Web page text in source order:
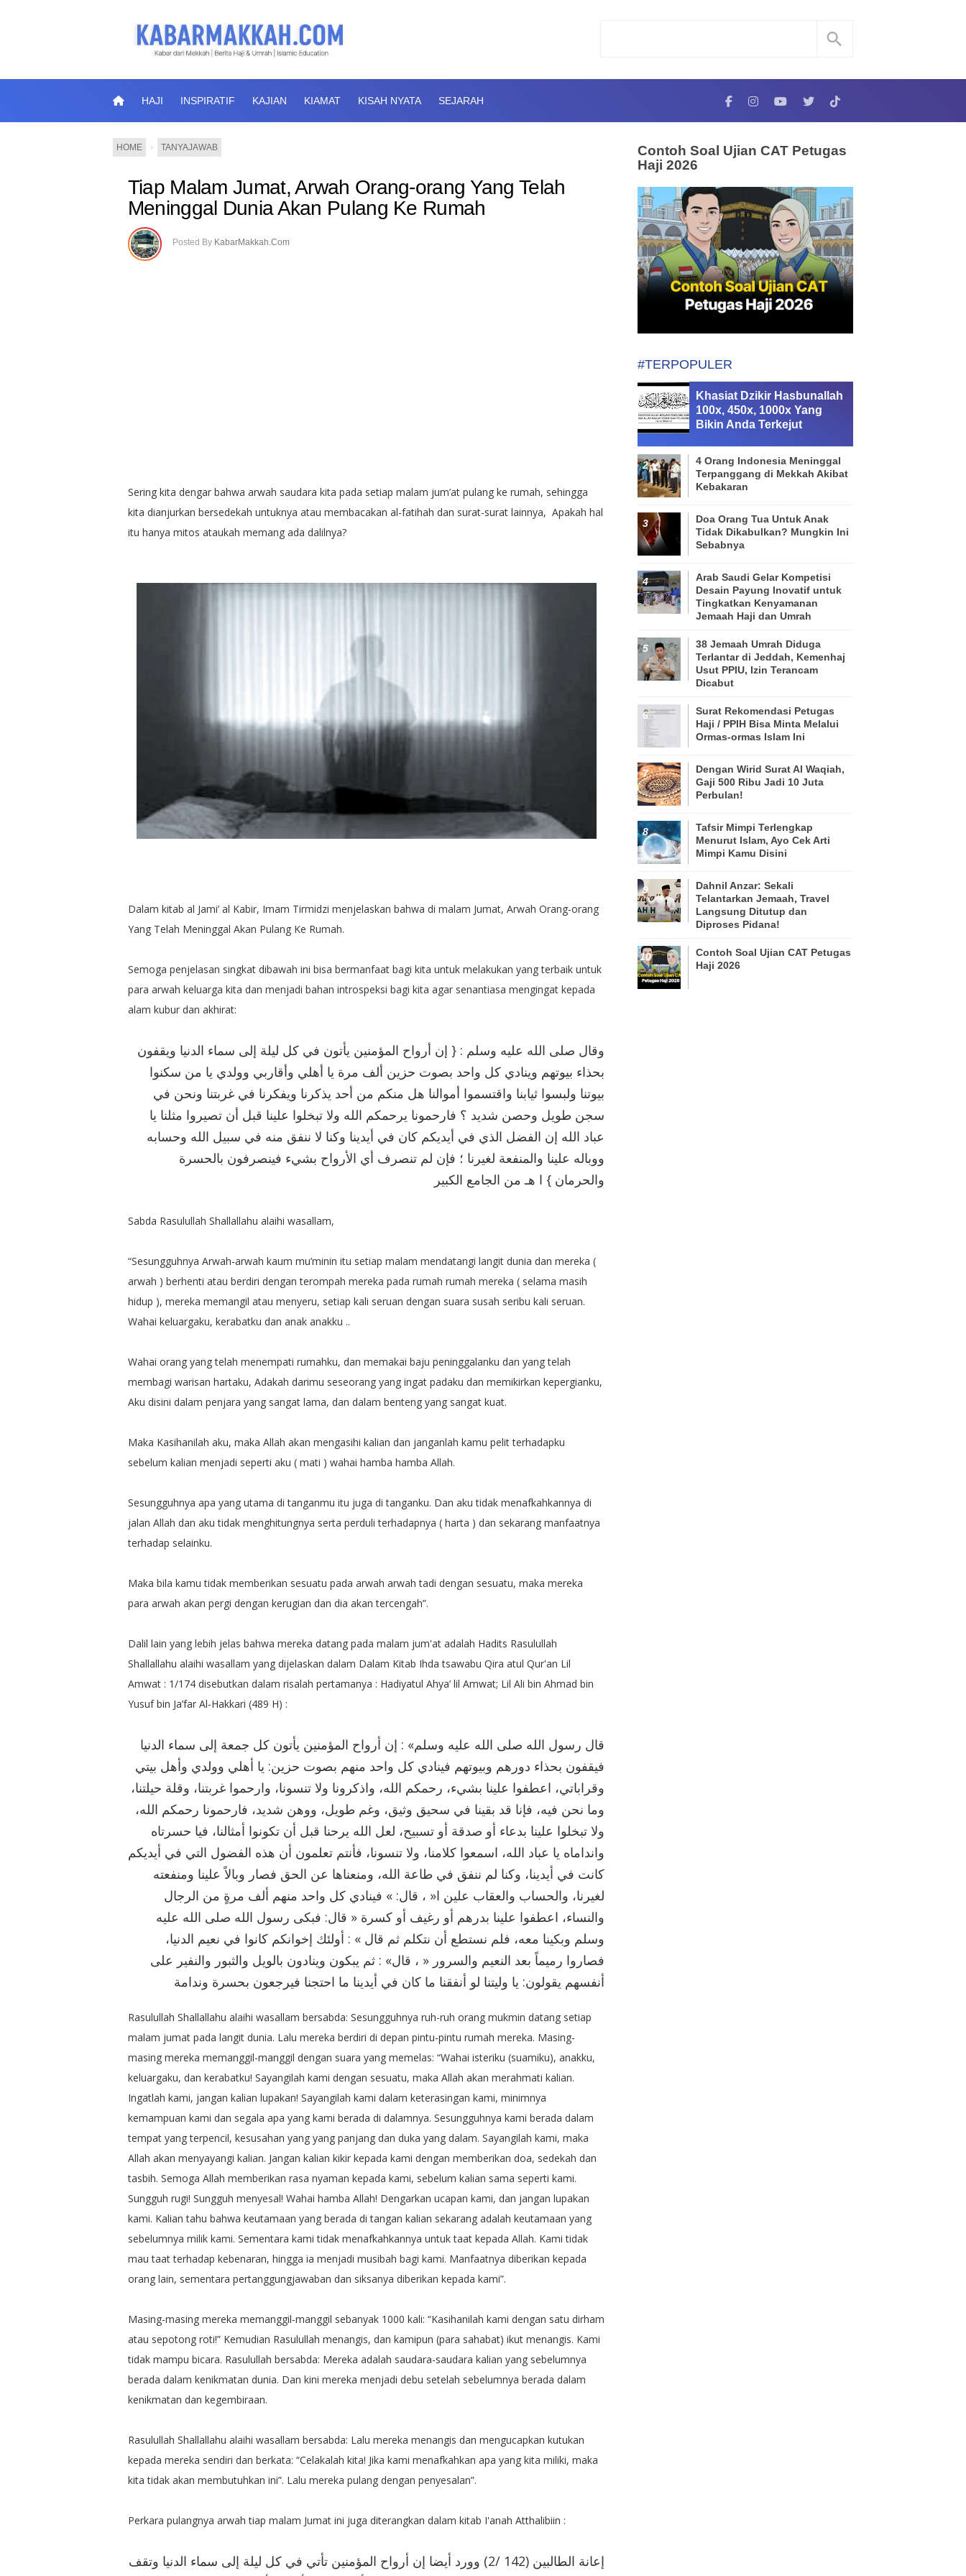
HAJI INSPIRATIF KAJIAN KIAMAT KISAH NYATA SEJARAH
HOME › TANYAJAWAB
Tiap Malam Jumat, Arwah Orang-orang Yang Telah
Meninggal Dunia Akan Pulang Ke Rumah
Posted By KabarMakkah.Com
Sering kita dengar bahwa arwah saudara kita pada setiap malam jum’at pulang ke rumah, sehingga
kita dianjurkan bersedekah untuknya atau membacakan al-fatihah dan surat-surat lainnya, Apakah hal
itu hanya mitos ataukah memang ada dalilnya?
Dalam kitab al Jami’ al Kabir, Imam Tirmidzi menjelaskan bahwa di malam Jumat, Arwah Orang-orang
Yang Telah Meninggal Akan Pulang Ke Rumah.
Semoga penjelasan singkat dibawah ini bisa bermanfaat bagi kita untuk melakukan yang terbaik untuk
para arwah keluarga kita dan menjadi bahan introspeksi bagi kita agar senantiasa mengingat kepada
alam kubur dan akhirat:
وقال صلى الله عليه وسلم : { إن أرواح المؤمنين يأتون في كل ليلة إلى سماء الدنيا ويقفون
بحذاء بيوتهم وينادي كل واحد بصوت حزين ألف مرة يا أهلي وأقاربي وولدي يا من سكنوا
بيوتنا ولبسوا ثيابنا واقتسموا أموالنا هل منكم من أحد يذكرنا ويفكرنا في غربتنا ونحن في
سجن طويل وحصن شديد ؟ فارحمونا يرحمكم الله ولا تبخلوا علينا قبل أن تصيروا مثلنا يا
عباد الله إن الفضل الذي في أيديكم كان في أيدينا وكنا لا ننفق منه في سبيل الله وحسابه
ووباله علينا والمنفعة لغيرنا ؛ فإن لم تنصرف أي الأرواح بشيء فينصرفون بالحسرة
والحرمان } ا هـ من الجامع الكبير
Sabda Rasulullah Shallallahu alaihi wasallam,
“Sesungguhnya Arwah-arwah kaum mu’minin itu setiap malam mendatangi langit dunia dan mereka (
arwah ) berhenti atau berdiri dengan terompah mereka pada rumah rumah mereka ( selama masih
hidup ), mereka memangil atau menyeru, setiap kali seruan dengan suara susah seribu kali seruan.
Wahai keluargaku, kerabatku dan anak anakku ..
Wahai orang yang telah menempati rumahku, dan memakai baju peninggalanku dan yang telah
membagi warisan hartaku, Adakah darimu seseorang yang ingat padaku dan memikirkan kepergianku,
Aku disini dalam penjara yang sangat lama, dan dalam benteng yang sangat kuat.
Maka Kasihanilah aku, maka Allah akan mengasihi kalian dan janganlah kamu pelit terhadapku
sebelum kalian menjadi seperti aku ( mati ) wahai hamba hamba Allah.
Sesungguhnya apa yang utama di tanganmu itu juga di tanganku. Dan aku tidak menafkahkannya di
jalan Allah dan aku tidak menghitungnya serta perduli terhadapnya ( harta ) dan sekarang manfaatnya
terhadap selainku.
Maka bila kamu tidak memberikan sesuatu pada arwah arwah tadi dengan sesuatu, maka mereka
para arwah akan pergi dengan kerugian dan dia akan tercengah”.
Dalil lain yang lebih jelas bahwa mereka datang pada malam jum'at adalah Hadits Rasulullah
Shallallahu alaihi wasallam yang dijelaskan dalam Dalam Kitab Ihda tsawabu Qira atul Qur'an Lil
Amwat : 1/174 disebutkan dalam risalah pertamanya : Hadiyatul Ahya’ lil Amwat; Lil Ali bin Ahmad bin
Yusuf bin Ja’far Al-Hakkari (489 H) :
ﻗﺎﻝ ﺭﺳﻮﻝ ﺍﻟﻠﻪ ﺻﻠﻰ ﺍﻟﻠﻪ ﻋﻠﻴﻪ ﻭﺳﻠﻢ» : ﺇﻥ ﺃﺭﻭﺍﺡ ﺍﻟﻤﺆﻣﻨﻴﻦ ﻳﺄﺗﻮﻥ ﻛﻞ ﺟﻤﻌﺔ ﺇﻟﻰ ﺳﻤﺎﺀ ﺍﻟﺪﻧﻴﺎ
ﻓﻴﻘﻔﻮﻥ ﺑﺤﺬﺍﺀ ﺩﻭﺭﻫﻢ ﻭﺑﻴﻮﺗﻬﻢ ﻓﻴﻨﺎﺩﻱ ﻛﻞ ﻭﺍﺣﺪ ﻣﻨﻬﻢ ﺑﺼﻮﺕ ﺣﺰﻳﻦ: ﻳﺎ ﺃﻫﻠﻲ ﻭﻭﻟﺪﻱ ﻭﺃﻫﻞ ﺑﻴﺘﻲ
ﻭﻗﺮﺍﺑﺎﺗﻲ، ﺍﻋﻄﻔﻮﺍ ﻋﻠﻴﻨﺎ ﺑﺸﻲﺀ، ﺭﺣﻤﻜﻢ ﺍﻟﻠﻪ، ﻭﺍﺫﻛﺮﻭﻧﺎ ﻭﻻ ﺗﻨﺴﻮﻧﺎ، ﻭﺍﺭﺣﻤﻮﺍ ﻏﺮﺑﺘﻨﺎ، ﻭﻗﻠﺔ ﺣﻴﻠﺘﻨﺎ،
ﻭﻣﺎ ﻧﺤﻦ ﻓﻴﻪ، ﻓﺈﻧﺎ ﻗﺪ ﺑﻘﻴﻨﺎ ﻓﻲ ﺳﺤﻴﻖ ﻭﺛﻴﻖ، ﻭﻏﻢ ﻃﻮﻳﻞ، ﻭﻭﻫﻦ ﺷﺪﻳﺪ، ﻓﺎﺭﺣﻤﻮﻧﺎ ﺭﺣﻤﻜﻢ ﺍﻟﻠﻪ،
ﻭﻻ ﺗﺒﺨﻠﻮﺍ ﻋﻠﻴﻨﺎ ﺑﺪﻋﺎﺀ ﺃﻭ ﺻﺪﻗﺔ ﺃﻭ ﺗﺴﺒﻴﺢ، ﻟﻌﻞ ﺍﻟﻠﻪ ﻳﺮﺣﻨﺎ ﻗﺒﻞ ﺃﻥ ﺗﻜﻮﻧﻮﺍ ﺃﻣﺜﺎﻟﻨﺎ، ﻓﻴﺎ ﺣﺴﺮﺗﺎﻩ
ﻭﺍﻧﺪﺍﻣﺎﻩ ﻳﺎ ﻋﺒﺎﺩ ﺍﻟﻠﻪ، ﺍﺳﻤﻌﻮﺍ ﻛﻼﻣﻨﺎ، ﻭﻻ ﺗﻨﺴﻮﻧﺎ، ﻓﺄﻧﺘﻢ ﺗﻌﻠﻤﻮﻥ ﺃﻥ ﻫﺬﻩ ﺍﻟﻔﻀﻮﻝ ﺍﻟﺘﻲ ﻓﻲ ﺃﻳﺪﻳﻜﻢ
ﻛﺎﻧﺖ ﻓﻲ ﺃﻳﺪﻳﻨﺎ، ﻭﻛﻨﺎ ﻟﻢ ﻧﻨﻔﻖ ﻓﻲ ﻃﺎﻋﺔ ﺍﻟﻠﻪ، ﻭﻣﻨﻌﻨﺎﻫﺎ ﻋﻦ ﺍﻟﺤﻖ ﻓﺼﺎﺭ ﻭﺑﺎﻻً ﻋﻠﻴﻨﺎ ﻭﻣﻨﻔﻌﺘﻪ
ﻟﻐﻴﺮﻧﺎ، ﻭﺍﻟﺤﺴﺎﺏ ﻭﺍﻟﻌﻘﺎﺏ ﻋﻠﻴﻦ ﺍ« ، ﻗﺎﻝ: » ﻓﻴﻨﺎﺩﻱ ﻛﻞ ﻭﺍﺣﺪ ﻣﻨﻬﻢ ﺃﻟﻒ ﻣﺮﺓٍ ﻣﻦ ﺍﻟﺮﺟﺎﻝ
ﻭﺍﻟﻨﺴﺎﺀ، ﺍﻋﻄﻔﻮﺍ ﻋﻠﻴﻨﺎ ﺑﺪﺭﻫﻢ ﺃﻭ ﺭﻏﻴﻒ ﺃﻭ ﻛﺴﺮﺓ « ﻗﺎﻝ: ﻓﺒﻜﻰ ﺭﺳﻮﻝ ﺍﻟﻠﻪ ﺻﻠﻰ ﺍﻟﻠﻪ ﻋﻠﻴﻪ
ﻭﺳﻠﻢ ﻭﺑﻜﻴﻨﺎ ﻣﻌﻪ، ﻓﻠﻢ ﻧﺴﺘﻄﻊ ﺃﻥ ﻧﺘﻜﻠﻢ ﺛﻢ ﻗﺎﻝ » : ﺃﻭﻟﺌﻚ ﺇﺧﻮﺍﻧﻜﻢ ﻛﺎﻧﻮﺍ ﻓﻲ ﻧﻌﻴﻢ ﺍﻟﺪﻧﻴﺎ،
ﻓﺼﺎﺭﻭﺍ ﺭﻣﻴﻤﺎً ﺑﻌﺪ ﺍﻟﻨﻌﻴﻢ ﻭﺍﻟﺴﺮﻭﺭ « ، ﻗﺎﻝ» : ﺛﻢ ﻳﺒﻜﻮﻥ ﻭﻳﻨﺎﺩﻭﻥ ﺑﺎﻟﻮﻳﻞ ﻭﺍﻟﺜﺒﻮﺭ ﻭﺍﻟﻨﻔﻴﺮ ﻋﻠﻰ
ﺃﻧﻔﺴﻬﻢ ﻳﻘﻮﻟﻮﻥ: ﻳﺎ ﻭﻟﻴﺘﻨﺎ ﻟﻮ ﺃﻧﻔﻘﻨﺎ ﻣﺎ ﻛﺎﻥ ﻓﻲ ﺃﻳﺪﻳﻨﺎ ﻣﺎ ﺍﺣﺘﺠﻨﺎ ﻓﻴﺮﺟﻌﻮﻥ ﺑﺤﺴﺮﺓ ﻭﻧﺪﺍﻣﺔ
Rasulullah Shallallahu alaihi wasallam bersabda: Sesungguhnya ruh-ruh orang mukmin datang setiap
malam jumat pada langit dunia. Lalu mereka berdiri di depan pintu-pintu rumah mereka. Masing-
masing mereka memanggil-manggil dengan suara yang memelas: “Wahai isteriku (suamiku), anakku,
keluargaku, dan kerabatku! Sayangilah kami dengan sesuatu, maka Allah akan merahmati kalian.
Ingatlah kami, jangan kalian lupakan! Sayangilah kami dalam keterasingan kami, minimnya
kemampuan kami dan segala apa yang kami berada di dalamnya. Sesungguhnya kami berada dalam
tempat yang terpencil, kesusahan yang yang panjang dan duka yang dalam. Sayangilah kami, maka
Allah akan menyayangi kalian. Jangan kalian kikir kepada kami dengan memberikan doa, sedekah dan
tasbih. Semoga Allah memberikan rasa nyaman kepada kami, sebelum kalian sama seperti kami.
Sungguh rugi! Sungguh menyesal! Wahai hamba Allah! Dengarkan ucapan kami, dan jangan lupakan
kami. Kalian tahu bahwa keutamaan yang berada di tangan kalian sekarang adalah keutamaan yang
sebelumnya milik kami. Sementara kami tidak menafkahkannya untuk taat kepada Allah. Kami tidak
mau taat terhadap kebenaran, hingga ia menjadi musibah bagi kami. Manfaatnya diberikan kepada
orang lain, sementara pertanggungjawaban dan siksanya diberikan kepada kami”.
Masing-masing mereka memanggil-manggil sebanyak 1000 kali: “Kasihanilah kami dengan satu dirham
atau sepotong roti!” Kemudian Rasulullah menangis, dan kamipun (para sahabat) ikut menangis. Kami
tidak mampu bicara. Rasulullah bersabda: Mereka adalah saudara-saudara kalian yang sebelumnya
berada dalam kenikmatan dunia. Dan kini mereka menjadi debu setelah sebelumnya berada dalam
kenikmatan dan kegembiraan.
Rasulullah Shallallahu alaihi wasallam bersabda: Lalu mereka menangis dan mengucapkan kutukan
kepada mereka sendiri dan berkata: “Celakalah kita! Jika kami menafkahkan apa yang kita miliki, maka
kita tidak akan membutuhkan ini”. Lalu mereka pulang dengan penyesalan”.
Perkara pulangnya arwah tiap malam Jumat ini juga diterangkan dalam kitab I'anah Atthalibiin :
ﺇﻋﺎﻧﺔ ﺍﻟﻄﺎﻟﺒﻴﻦ (142 /2) ﻭﻭﺭﺩ ﺃﻳﻀﺎ ﺇﻥ ﺃﺭﻭﺍﺡ ﺍﻟﻤﺆﻣﻨﻴﻦ ﺗﺄﺗﻲ ﻓﻲ ﻛﻞ ﻟﻴﻠﺔ ﺇﻟﻰ ﺳﻤﺎﺀ ﺍﻟﺪﻧﻴﺎ ﻭﺗﻘﻒ
Contoh Soal Ujian CAT Petugas
Haji 2026
#TERPOPULER
Khasiat Dzikir Hasbunallah
100x, 450x, 1000x Yang
Bikin Anda Terkejut
4 Orang Indonesia Meninggal
Terpanggang di Mekkah Akibat
Kebakaran
Doa Orang Tua Untuk Anak
Tidak Dikabulkan? Mungkin Ini
Sebabnya
Arab Saudi Gelar Kompetisi
Desain Payung Inovatif untuk
Tingkatkan Kenyamanan
Jemaah Haji dan Umrah
38 Jemaah Umrah Diduga
Terlantar di Jeddah, Kemenhaj
Usut PPIU, Izin Terancam
Dicabut
Surat Rekomendasi Petugas
Haji / PPIH Bisa Minta Melalui
Ormas-ormas Islam Ini
Dengan Wirid Surat Al Waqiah,
Gaji 500 Ribu Jadi 10 Juta
Perbulan!
Tafsir Mimpi Terlengkap
Menurut Islam, Ayo Cek Arti
Mimpi Kamu Disini
Dahnil Anzar: Sekali
Telantarkan Jemaah, Travel
Langsung Ditutup dan
Diproses Pidana!
Contoh Soal Ujian CAT Petugas
Haji 2026